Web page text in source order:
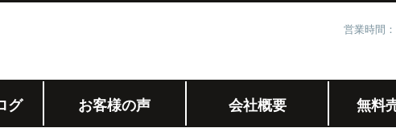
営業時間
グ お客様の声 会社概要 無料